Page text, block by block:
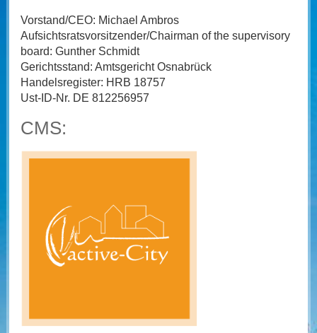
Vorstand/CEO: Michael Ambros
Aufsichtsratsvorsitzender/Chairman of the supervisory
board: Gunther Schmidt
Gerichtsstand: Amtsgericht Osnabrück
Handelsregister: HRB 18757
Ust-ID-Nr. DE 812256957
CMS: